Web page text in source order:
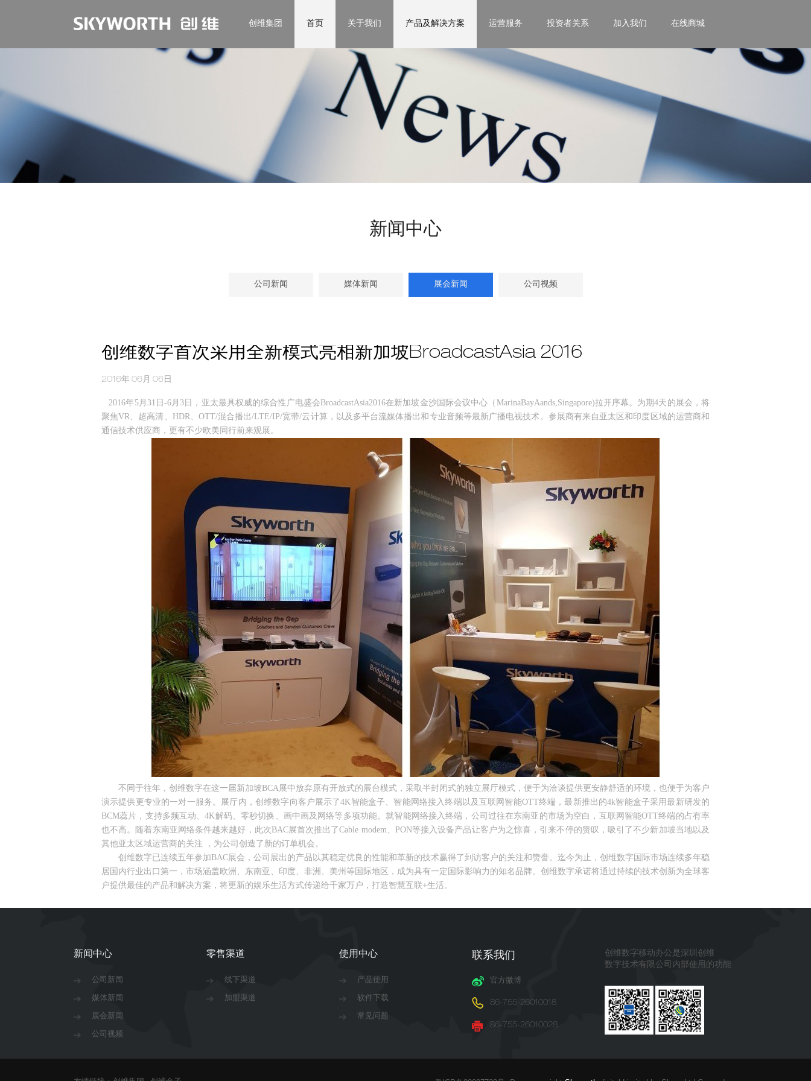
创维集团 首页 关于我们 产品及解决方案 运营服务 投资者关系 加入我们 在线商城
新闻中心
公司新闻 媒体新闻 展会新闻 公司视频
创维数字首次采用全新模式亮相新加坡BroadcastAsia 2016
2016年 06月 06日
2016年5月31日-6月3日，亚太最具权威的综合性广电盛会BroadcastAsia2016在新加坡金沙国际会议中心（MarinaBayAands,Singapore)拉开序幕。为期4天的展会，将
聚焦VR、超高清、HDR、OTT/混合播出/LTE/IP/宽带/云计算，以及多平台流媒体播出和专业音频等最新广播电视技术。参展商有来自亚太区和印度区域的运营商和
通信技术供应商，更有不少欧美同行前来观展。
不同于往年，创维数字在这一届新加坡BCA展中放弃原有开放式的展台模式，采取半封闭式的独立展厅模式，便于为洽谈提供更安静舒适的环境，也便于为客户
演示提供更专业的一对一服务。展厅内，创维数字向客户展示了4K智能盒子、智能网络接入终端以及互联网智能OTT终端，最新推出的4k智能盒子采用最新研发的
BCM蕊片，支持多频互动、4K解码、零秒切换、画中画及网络等多项功能。就智能网络接入终端，公司过往在东南亚的市场为空白，互联网智能OTT终端的占有率
也不高。随着东南亚网络条件越来越好，此次BAC展首次推出了Cable modem、PON等接入设备产品让客户为之惊喜，引来不停的赞叹，吸引了不少新加坡当地以及
其他亚太区域运营商的关注 ，为公司创造了新的订单机会。
创维数字已连续五年参加BAC展会， 公司展出的产品以其稳定优良的性能和革新的技术赢得了到访客户的关注和赞誉。迄今为止，创维数字 国际市场连续多年稳
居国内行业出口第一，市场涵盖欧洲、东南亚、印度、非洲、美州等国际地区，成为具有一定国际影响力的知名品牌。 创维数字承诺将通过持续的技术创新为全球客
户提供最佳的产品和解决方案，将更新的娱乐生活方式传递给千家万户，打造智慧互联+生活。
新闻中心
公司新闻
媒体新闻
展会新闻
公司视频
零售渠道
线下渠道
加盟渠道
使用中心
产品使用
软件下载
常见问题
联系我们
官方微博
86-755-26010018
86-755-26010028
创维数字移动办公是深圳创维
数字技术有限公司内部使用的功能